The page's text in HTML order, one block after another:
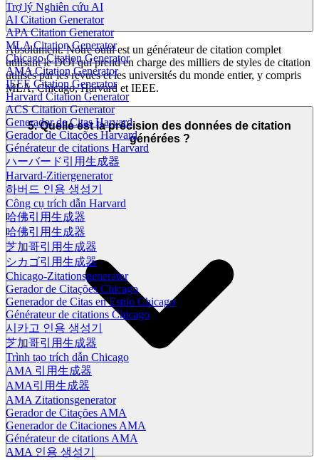
Trợ lý Nghiên cứu AI
AI Citation Generator
APA Citation Generator
MLA Citation Generator
Chicago Citation Generator
AMA Citation Generator
IEEE Citation Generator
Harvard Citation Generator
ACS Citation Generator
Generador de Citas Harvard
Gerador de Citações Harvard
Générateur de citations Harvard
ハーバード引用生成器
Harvard-Zitiergenerator
하버드 인용 생성기
Công cụ trích dẫn Harvard
哈佛引用生成器
哈佛引用生成器
芝加哥引用生成器
シカゴ引用生成器
Chicago-Zitationsgenerator
Gerador de Citações Chicago
Generador de Citas en Estilo Chicago
Générateur de citations Chicago
시카고 인용 생성기
芝加哥引用生成器
Trình tạo trích dẫn Chicago
AMA 引用生成器
AMA引用生成器
AMA Zitationsgenerator
Gerador de Citações AMA
Generador de Citaciones AMA
Générateur de citations AMA
AMA 인용 생성기
Absolument. Notre outil est un générateur de citation complet
utilisant le DOI qui prend en charge des milliers de styles de citation
utilisés par les revues et les universités du monde entier, y compris
MLA, Chicago, Harvard et IEEE.
5. Quelle est la précision des données de citation
générées ?